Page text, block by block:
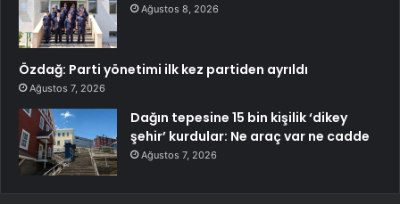
Ağustos 8, 2026
Özdağ: Parti yönetimi ilk kez partiden ayrıldı
Ağustos 7, 2026
Dağın tepesine 15 bin kişilik ‘dikey
şehir’ kurdular: Ne araç var ne cadde
Ağustos 7, 2026